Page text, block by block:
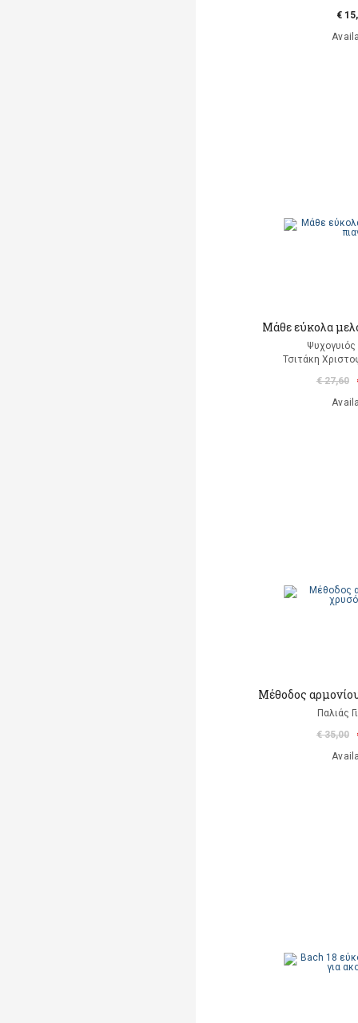
€
Μάθε εύκολα
Τσιτάκη
€ 27,60
Μέθοδος
Παλιάς
€ 35,00